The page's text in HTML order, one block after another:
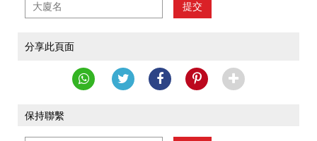
提交
分享此頁面
保持聯繫